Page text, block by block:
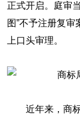
正式开启。庭审
图”不予注册复审
上口头审理。
近年来，商